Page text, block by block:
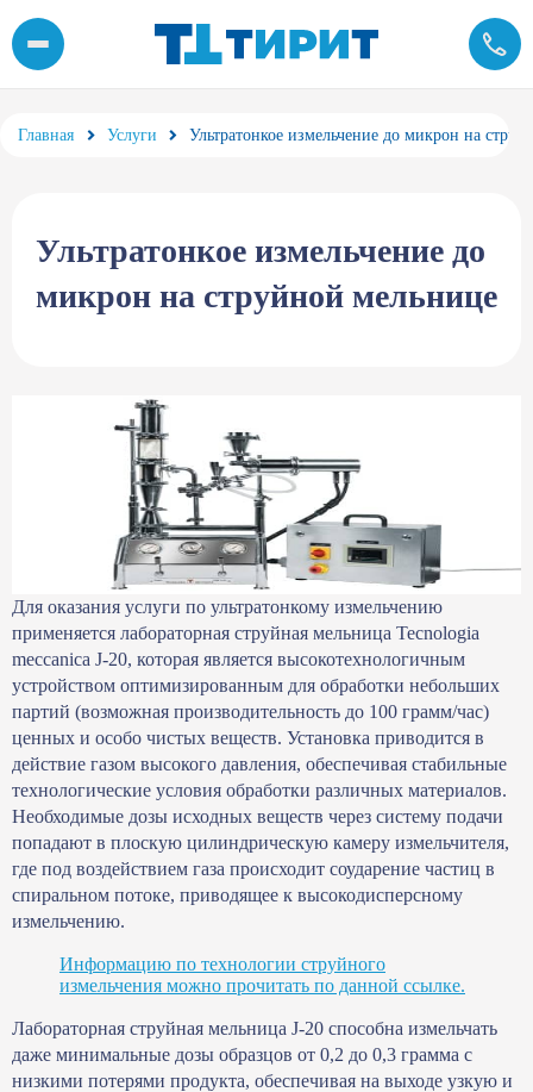
Главная Услуги Ультратонкое измельчение до микрон на
Ультратонкое измельчение до
микрон на струйной мельнице
Для оказания услуги по ультратонкому измельчению
применяется лабораторная струйная мельница Tecnologia
meccanica J-20, которая является высокотехнологичным
устройством оптимизированным для обработки небольших
партий (возможная производительность до 100 грамм/час)
ценных и особо чистых веществ. Установка приводится в
действие газом высокого давления, обеспечивая стабильные
технологические условия обработки различных материалов.
Необходимые дозы исходных веществ через систему подачи
попадают в плоскую цилиндрическую камеру измельчителя,
где под воздействием газа происходит соударение частиц в
спиральном потоке, приводящее к высокодисперсному
измельчению.
Информацию по технологии струйного
измельчения можно прочитать по данной ссылке.
Лабораторная струйная мельница J-20 способна измельчать
даже минимальные дозы образцов от 0,2 до 0,3 грамма с
низкими потерями продукта, обеспечивая на выходе узкую и